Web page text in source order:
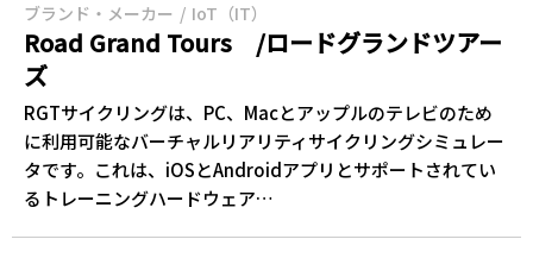
ブランド・メーカー IoT（IT）
Road Grand Tours /ロードグランドツアー
ズ
RGTサイクリングは、PC、Macとアップルのテレビのため
に利用可能なバーチャルリアリティサイクリングシミュレー
タです。これは、iOSとAndroidアプリとサポートされてい
るトレーニングハードウェア…